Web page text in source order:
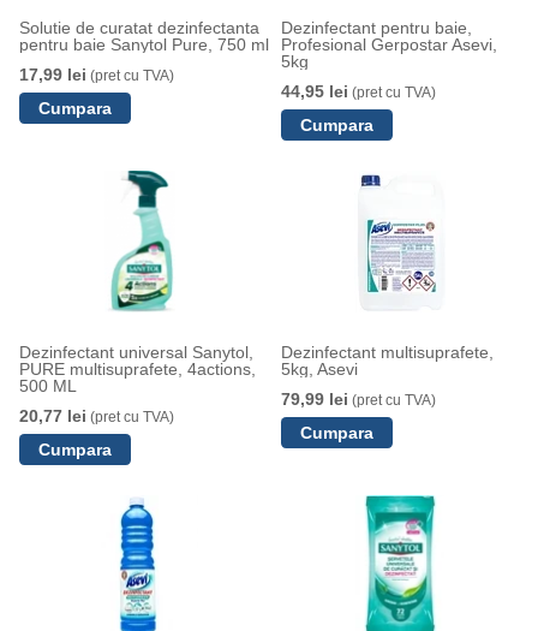
Solutie de curatat dezinfectanta
pentru baie Sanytol Pure, 750 ml
17,99 lei (pret cu TVA)
Dezinfectant pentru baie,
Profesional Gerpostar Asevi,
5kg
44,95 lei (pret cu TVA)
Dezinfectant universal Sanytol,
PURE multisuprafete, 4actions,
500 ML
20,77 lei (pret cu TVA)
Dezinfectant multisuprafete,
5kg, Asevi
79,99 lei (pret cu TVA)